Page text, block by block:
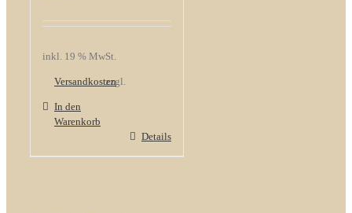
inkl. 19 % MwSt.
zzgl.
Versandkosten
In den
Warenkorb
Details